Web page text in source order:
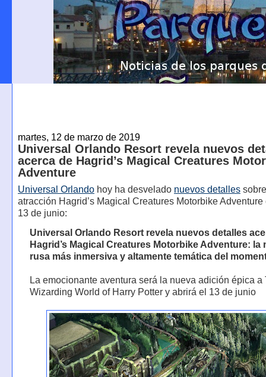
martes, 12 de marzo de 2019
Universal Orlando Resort revela nuevos
acerca de Hagrid’s Magical Creatures
Adventure
Universal Orlandohoy ha desvelado nuevos detalles
atracción Hagrid’s Magical Creatures Motorbike
13 de junio:
Universal Orlando Resort revela nuevos detalles
Hagrid’s Magical Creatures Motorbike Adventure: la
rusa más inmersiva y altamente temática del
La emocionante aventura será la nueva adición épica a
Wizarding World of Harry Potter y abrirá el 13 de junio